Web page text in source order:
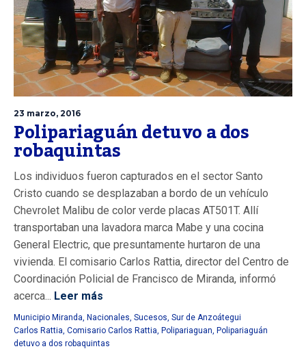
23 marzo, 2016
Polipariaguán detuvo a dos
robaquintas
Los individuos fueron capturados en el sector Santo
Cristo cuando se desplazaban a bordo de un vehículo
Chevrolet Malibu de color verde placas AT501T. Allí
transportaban una lavadora marca Mabe y una cocina
General Electric, que presuntamente hurtaron de una
vivienda. El comisario Carlos Rattia, director del Centro de
Coordinación Policial de Francisco de Miranda, informó
acerca... Leer más
Municipio Miranda Nacionales Sucesos Sur de Anzoátegui
Carlos Rattia Comisario Carlos Rattia Polipariaguan Polipariaguán
detuvo a dos robaquintas